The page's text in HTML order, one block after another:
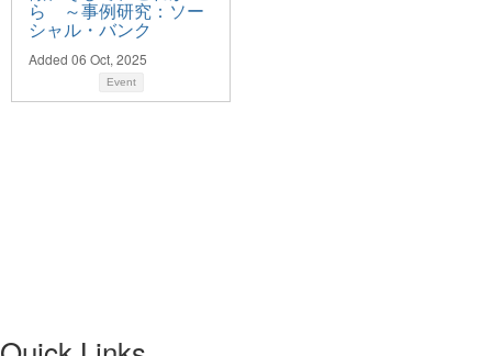
ら ～事例研究：ソー
シャル・バンク
Added 06 Oct, 2025
Event